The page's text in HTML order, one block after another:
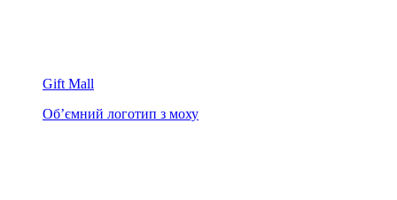
Gift Mall
Об’ємний логотип з моху